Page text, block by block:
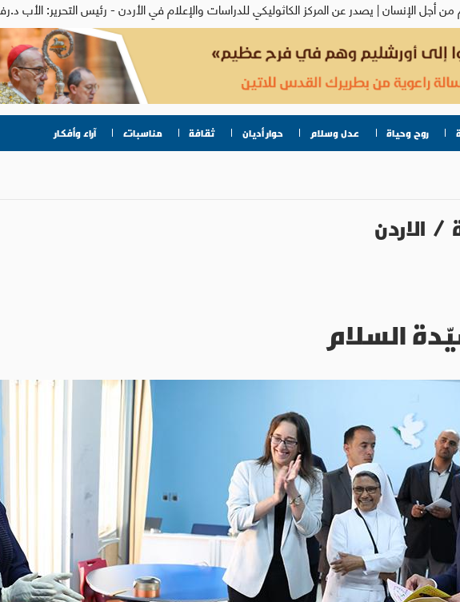
روح وحياة عدل وسلام حوار أديان ثقافة مناسبات آراء وأفكار
/ الاردن
السلام